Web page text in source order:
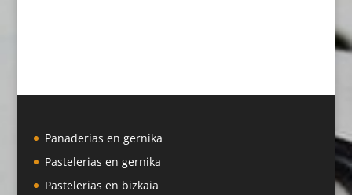
Panaderias en gernika
Pastelerias en gernika
Pastelerias en bizkaia